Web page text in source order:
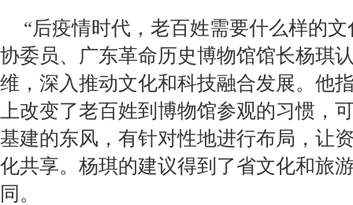
“后疫情时代，老百姓需要什么样的
协委员、广东革命历史博物馆馆长杨琪
维，深入推动文化和科技融合发展。他
上改变了老百姓到博物馆参观的习惯，
基建的东风，有针对性地进行布局，让
化共享。杨琪的建议得到了省文化和旅
同。